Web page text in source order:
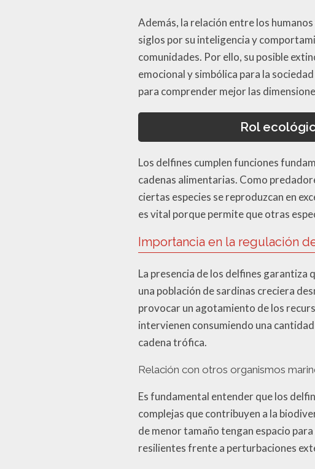
Además, la relación entre los
siglos por su inteligencia y
comunidades. Por ello, su posible
emocional y simbólica para la
para comprender mejor las
Rol
Los delfines cumplen funciones
cadenas alimentarias. Como
ciertas especies se reproduzcan en
es vital porque permite que otras
Importancia en la regulación
La presencia de los delfines garantiza
una población de sardinas creciera
provocar un agotamiento de los
intervienen consumiendo una
cadena trófica.
Relación con otros organismos
Es fundamental entender que los
complejas que contribuyen a la
de menor tamaño tengan espacio
resilientes frente a perturbaciones